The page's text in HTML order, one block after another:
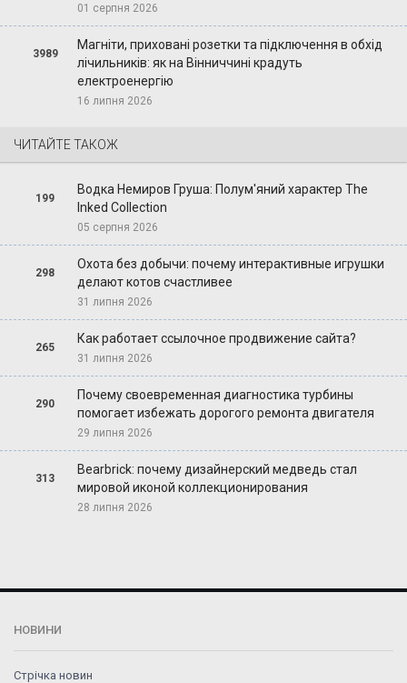
01 серпня 2026
3989
Магніти, приховані розетки та підключення в обхід
лічильників: як на Вінниччині крадуть
електроенергію
16 липня 2026
ЧИТАЙТЕ ТАКОЖ
199
Водка Немиров Груша: Полум'яний характер The
Inked Collection
05 серпня 2026
298
Охота без добычи: почему интерактивные игрушки
делают котов счастливее
31 липня 2026
265
Как работает ссылочное продвижение сайта?
31 липня 2026
290
Почему своевременная диагностика турбины
помогает избежать дорогого ремонта двигателя
29 липня 2026
313
Bearbrick: почему дизайнерский медведь стал
мировой иконой коллекционирования
28 липня 2026
НОВИНИ
Стрічка новин